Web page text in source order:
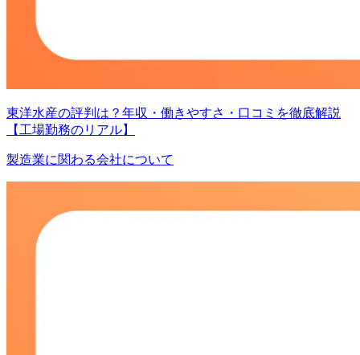
東洋水産の評判は？年収・働きやすさ・口コミを徹底解説
【工場勤務のリアル】
製造業に関わる会社について